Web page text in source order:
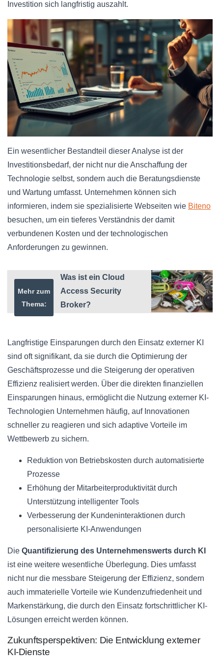
Investition sich langfristig auszahlt.
Ein wesentlicher Bestandteil dieser Analyse ist der
Investitionsbedarf, der nicht nur die Anschaffung der
Technologie selbst, sondern auch die Beratungsdienste
und Wartung umfasst. Unternehmen können sich
informieren, indem sie spezialisierte Webseiten wie Biteno
besuchen, um ein tieferes Verständnis der damit
verbundenen Kosten und der technologischen
Anforderungen zu gewinnen.
Mehr zum
Thema:
Was ist ein Cloud
Access Security
Broker?
Langfristige Einsparungen durch den Einsatz externer KI
sind oft signifikant, da sie durch die Optimierung der
Geschäftsprozesse und die Steigerung der operativen
Effizienz realisiert werden. Über die direkten finanziellen
Einsparungen hinaus, ermöglicht die Nutzung externer KI-
Technologien Unternehmen häufig, auf Innovationen
schneller zu reagieren und sich adaptive Vorteile im
Wettbewerb zu sichern.
Reduktion von Betriebskosten durch automatisierte
Prozesse
Erhöhung der Mitarbeiterproduktivität durch
Unterstützung intelligenter Tools
Verbesserung der Kundeninteraktionen durch
personalisierte KI-Anwendungen
Die Quantifizierung des Unternehmenswerts durch KI
ist eine weitere wesentliche Überlegung. Dies umfasst
nicht nur die messbare Steigerung der Effizienz, sondern
auch immaterielle Vorteile wie Kundenzufriedenheit und
Markenstärkung, die durch den Einsatz fortschrittlicher KI-
Lösungen erreicht werden können.
Zukunftsperspektiven: Die Entwicklung externer
KI-Dienste